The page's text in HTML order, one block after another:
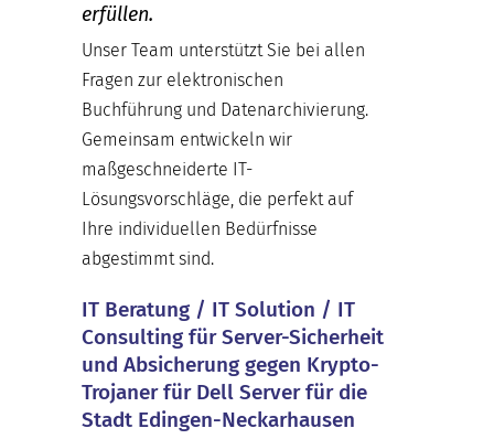
erfüllen.
Unser Team unterstützt Sie bei allen
Fragen zur elektronischen
Buchführung und Datenarchivierung.
Gemeinsam entwickeln wir
maßgeschneiderte IT-
Lösungsvorschläge, die perfekt auf
Ihre individuellen Bedürfnisse
abgestimmt sind.
IT Beratung / IT Solution / IT
Consulting für Server-Sicherheit
und Absicherung gegen Krypto-
Trojaner für Dell Server für die
Stadt Edingen-Neckarhausen